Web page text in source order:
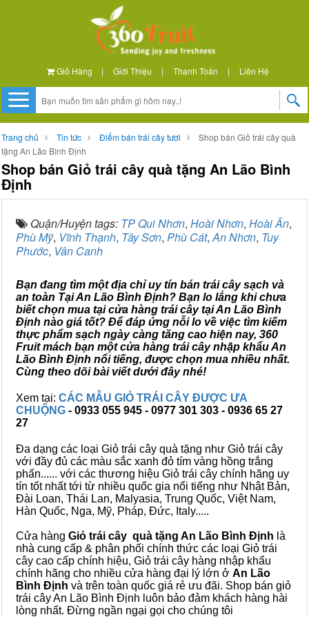
Giỏ Hàng | Giới Thiệu | Thanh Toán | Liên Hệ
Trang chủ Tin tức Điểm bán trái cây tươi
Shop bán Giỏ trái cây quà
tặng An Lão Bình Định
Shop bán Giỏ trái cây quà tặng An Lão Bình
Định
Quận/Huyện tags: TP Qui Nhơn, Hoài Nhơn, Hoài Ân,
Phù Mỹ, Vĩnh Thạnh, Tây Sơn, Phù Cát,An Nhơn, Tuy
Phước, Vân Canh
Bạn đang tìm một địa chỉ uy tín bán trái cây sạch và
an toàn Tại An Lão Bình Định? Bạn lo lắng khi chưa
biết chọn mua tại cửa hàng trái cây tại An Lão Bình
Định nào giá tốt? Để đáp ứng nỗi lo về việc tìm kiếm
thực phẩm sạch ngày càng tăng cao hiện nay, 360
Fruit mách bạn một cửa hàng trái cây nhập khẩu An
Lão Bình Định nổi tiếng, được chọn mua nhiều nhất.
Cùng theo dõi bài viết dưới đây nhé!
Xem tại: CÁC MẪU GIỎ TRÁI CÂY ĐƯỢC ƯA
CHUỘNG - 0933 055 945 - 0977 301 303 - 0936 65 27
27
Đa dạng các loại Giỏ trái cây quà tặng như Giỏ trái cây
với đầy đủ các màu sắc xanh đỏ tím vàng hồng trắng
phấn...... với các thương hiệu Giỏ trái cây chính hãng uy
tín tốt nhất tới từ nhiều quốc gia nổi tiếng như Nhật Bản,
Đài Loan, Thái Lan, Malyasia, Trung Quốc, Việt Nam,
Hàn Quốc, Nga, Mỹ, Pháp, Đức, Italy.....
Cửa hàng Giỏ trái cây quà tặng An Lão Bình Định là
nhà cung cấp & phân phối chính thức các loại Giỏ trái
cây cao cấp chính hiệu, Giỏ trái cây hàng nhập khẩu
chính hãng cho nhiều cửa hàng đại lý lớn ở An Lão
Bình Định và trên toàn quốc giá rẻ ưu đãi. Shop bán giỏ
trái cây An Lão Bình Định luôn bảo đảm khách hàng hài
lòng nhất. Đừng ngần ngại gọi cho chúng tôi